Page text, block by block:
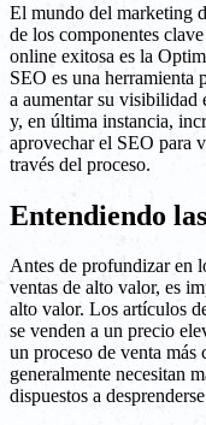
El mundo del marketing
de los componentes
online exitosa es la
SEO es una herramienta
a aumentar su visibilidad
y, en última instancia,
aprovechar el SEO para
través del proceso.
Entendiendo
Antes de profundizar en
ventas de alto valor, es
alto valor. Los artículos
se venden a un precio
un proceso de venta
generalmente necesitan
dispuestos a